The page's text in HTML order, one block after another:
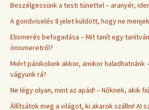
Beszélgessünk a testi tünettel – aranyér,
A gondviselés 8 jelet küldött, hogy ne
Elismerés befogadása – Mit tanít egy
önismeretről?
Miért pánikolunk akkor, amikor haladhatnánk
vágyunk rá?
Ne légy olyan, mint az apád! – Nőknek, akik
Állítsátok meg a világot, ki akarok szállni! AI